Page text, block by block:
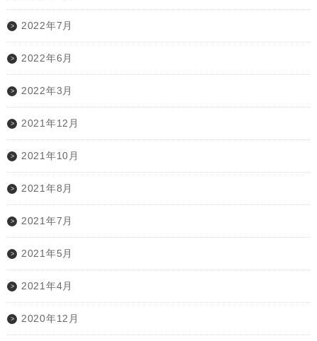
2022年7月
2022年6月
2022年3月
2021年12月
2021年10月
2021年8月
2021年7月
2021年5月
2021年4月
2020年12月